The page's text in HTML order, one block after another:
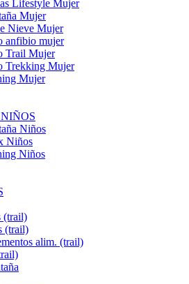
Lifestyle Mujer
Mujer
Nieve Mujer
anfibio mujer
Trail Mujer
Trekking Mujer
Mujer
Niños
Niños
Niños
(trail)
(trail)
alim. (trail)